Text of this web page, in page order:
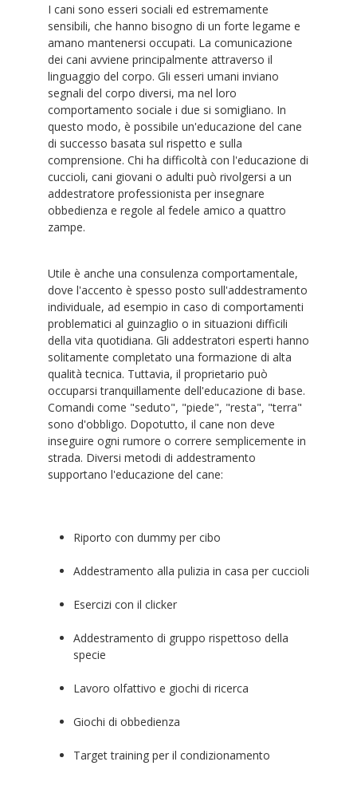
I cani sono esseri sociali ed estremamente
sensibili, che hanno bisogno di un forte legame e
amano mantenersi occupati. La comunicazione
dei cani avviene principalmente attraverso il
linguaggio del corpo. Gli esseri umani inviano
segnali del corpo diversi, ma nel loro
comportamento sociale i due si somigliano. In
questo modo, è possibile un'educazione del cane
di successo basata sul rispetto e sulla
comprensione. Chi ha difficoltà con l'educazione di
cuccioli, cani giovani o adulti può rivolgersi a un
addestratore professionista per insegnare
obbedienza e regole al fedele amico a quattro
zampe.
Utile è anche una consulenza comportamentale,
dove l'accento è spesso posto sull'addestramento
individuale, ad esempio in caso di comportamenti
problematici al guinzaglio o in situazioni difficili
della vita quotidiana. Gli addestratori esperti hanno
solitamente completato una formazione di alta
qualità tecnica. Tuttavia, il proprietario può
occuparsi tranquillamente dell'educazione di base.
Comandi come "seduto", "piede", "resta", "terra"
sono d'obbligo. Dopotutto, il cane non deve
inseguire ogni rumore o correre semplicemente in
strada. Diversi metodi di addestramento
supportano l'educazione del cane:
Riporto con dummy per cibo
Addestramento alla pulizia in casa per cuccioli
Esercizi con il clicker
Addestramento di gruppo rispettoso della
specie
Lavoro olfattivo e giochi di ricerca
Giochi di obbedienza
Target training per il condizionamento